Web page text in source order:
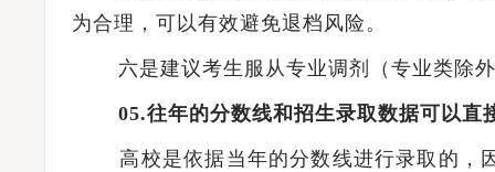
为合理，可以有效避免退档风险。
六是建议考生服从专业调剂（专业类除外
05.往年的分数线和招生录取数据可以直
高校是依据当年的分数线进行录取的，因